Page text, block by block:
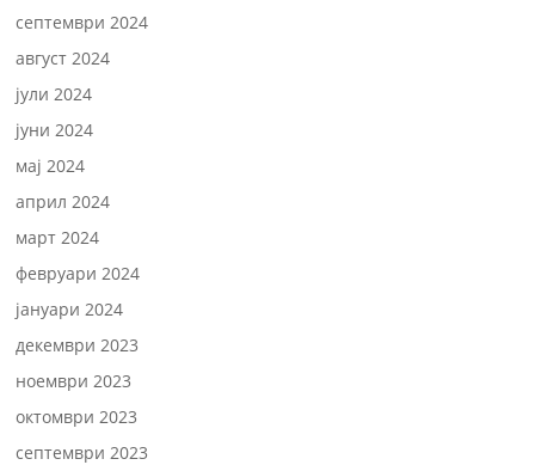
септември 2024
август 2024
јули 2024
јуни 2024
мај 2024
април 2024
март 2024
февруари 2024
јануари 2024
декември 2023
ноември 2023
октомври 2023
септември 2023